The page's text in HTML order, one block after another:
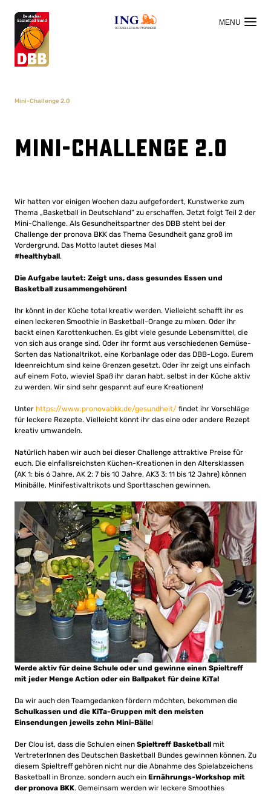
OFFIZIELLER HAUPTSPONSOR
Mini-Challenge 2.0
Mini-Challenge 2.0
Wir hatten vor einigen Wochen dazu aufgefordert, Kunstwerke zum
Thema „Basketball in Deutschland“ zu erschaffen. Jetzt folgt Teil 2 der
Mini-Challenge. Als Gesundheitspartner des DBB steht bei der
Challenge der pronova BKK das Thema Gesundheit ganz groß im
Vordergrund. Das Motto lautet dieses Mal
#healthyball.
Die Aufgabe lautet: Zeigt uns, dass gesundes Essen und
Basketball zusammengehören!
Ihr könnt in der Küche total kreativ werden. Vielleicht schafft ihr es
einen leckeren Smoothie in Basketball-Orange zu mixen. Oder ihr
backt einen Karottenkuchen. Es gibt viele gesunde Lebensmittel, die
von sich aus orange sind. Oder ihr formt aus verschiedenen Gemüse-
Sorten das Nationaltrikot, eine Korbanlage oder das DBB-Logo. Eurem
Ideenreichtum sind keine Grenzen gesetzt. Oder ihr zeigt uns einfach
auf einem Foto, wieviel Spaß ihr daran habt, selbst in der Küche aktiv
zu werden. Wir sind sehr gespannt auf eure Kreationen!
Unter https://www.pronovabkk.de/gesundheit/ findet ihr Vorschläge
für leckere Rezepte. Vielleicht könnt ihr das eine oder andere Rezept
kreativ umwandeln.
Natürlich haben wir auch bei dieser Challenge attraktive Preise für
euch. Die einfallsreichsten Küchen-Kreationen in den Altersklassen
(AK 1: bis 6 Jahre, AK 2: 7 bis 10 Jahre, AK3 3: 11 bis 12 Jahre) können
Minibälle, Minifestivaltrikots und Sporttaschen gewinnen.
Werde aktiv für deine Schule oder und gewinne einen Spieltreff
mit jeder Menge Action oder ein Ballpaket für deine KiTa!
Da wir auch den Teamgedanken fördern möchten, bekommen die
Schulkassen und die KiTa-Gruppen mit den meisten
Einsendungen jeweils zehn Mini-Bälle!
Der Clou ist, dass die Schulen einen Spieltreff Basketball mit
VertreterInnen des Deutschen Basketball Bundes gewinnen können. Zu
diesem Spieltreff gehören nicht nur die Abnahme des Spielabzeichens
Basketball in Bronze, sondern auch ein Ernährungs-Workshop mit
der pronova BKK. Gemeinsam werden wir leckere Smoothies